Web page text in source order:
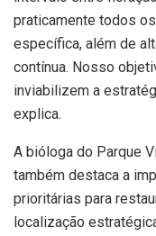
praticamente todos
específica, além de
contínua. Nosso
inviabilizem a
explica.
A bióloga do Parque
também destaca a
prioritárias para
localização